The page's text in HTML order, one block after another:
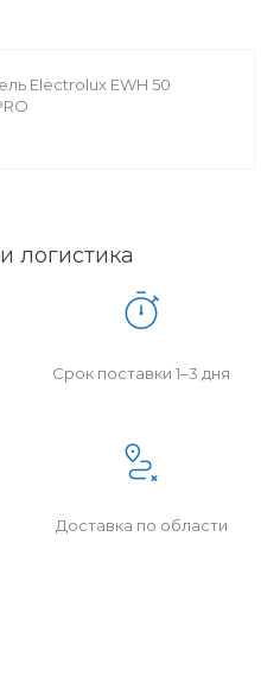
Electrolux EWH 50
логистика
Срок поставки 1–3 дня
Доставка по области